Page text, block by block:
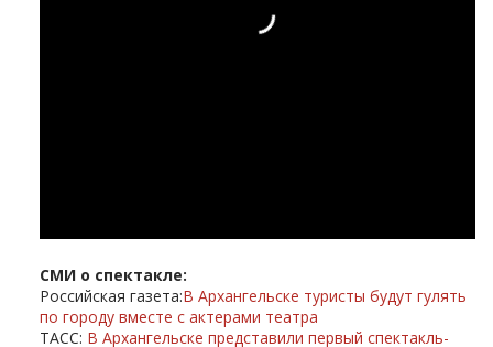
СМИ о спектакле:
Российская газета:В Архангельске туристы будут гулять
по городу вместе с актерами театра
ТАСС: В Архангельске представили первый спектакль-